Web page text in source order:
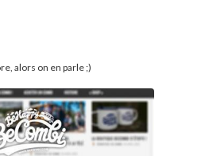
alors on en parle ;)